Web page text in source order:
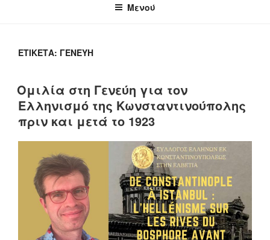
Μενού
ΕΤΙΚΈΤΑ: ΓΕΝΕΎΗ
Ομιλία στη Γενεύη για τον
Ελληνισμό της Κωνσταντινούπολης
πριν και μετά το 1923